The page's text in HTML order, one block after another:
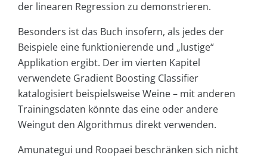
der linearen Regression zu demonstrieren.
Besonders ist das Buch insofern, als jedes der
Beispiele eine funktionierende und „lustige“
Applikation ergibt. Der im vierten Kapitel
verwendete Gradient Boosting Classifier
katalogisiert beispielsweise Weine – mit anderen
Trainingsdaten könnte das eine oder andere
Weingut den Algorithmus direkt verwenden.
Amunategui und Roopaei beschränken sich nicht